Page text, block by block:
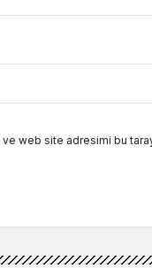
web site adresimi bu